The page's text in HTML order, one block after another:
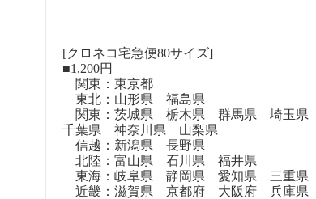
[クロネコ宅急便80サイズ]
■1,200円
関東：東京都
東北：山形県 福島県
関東：茨城県 栃木県 群馬県 埼玉県
千葉県 神奈川県 山梨県
信越：新潟県 長野県
北陸：富山県 石川県 福井県
東海：岐阜県 静岡県 愛知県 三重県
近畿：滋賀県 京都府 大阪府 兵庫県